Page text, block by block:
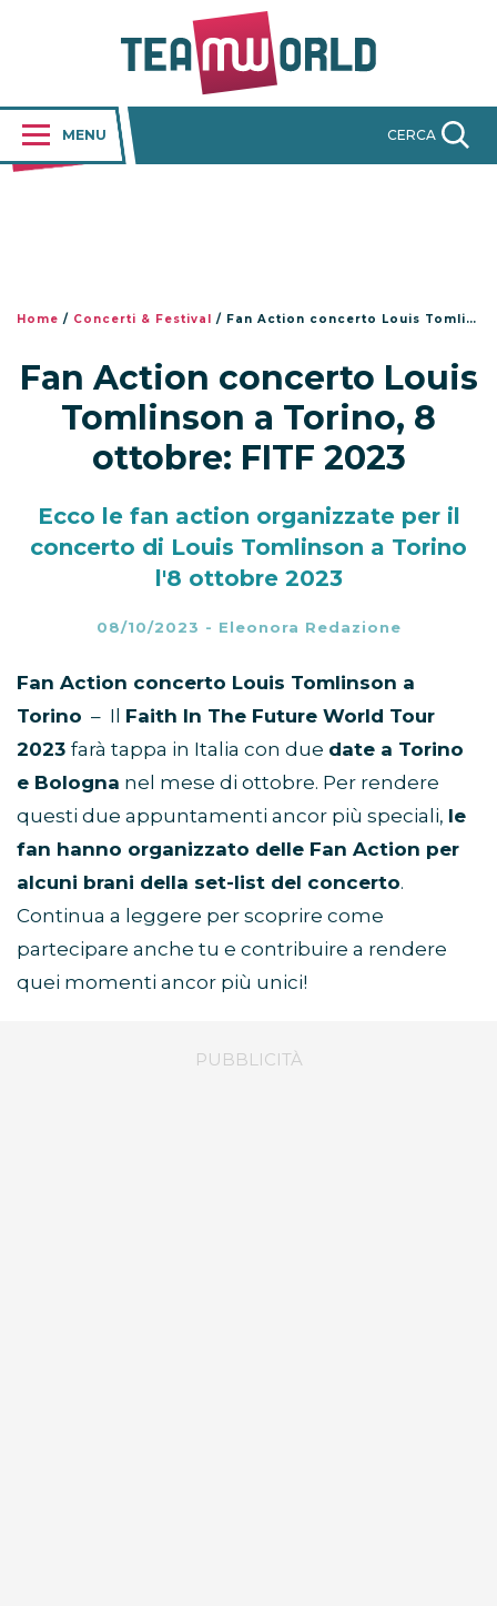
MENU CERCA
Home / Concerti & Festival / Fan Action concerto Louis Tomlinson a Torino, 8 ottobre: FITF 2023
Fan Action concerto Louis
Tomlinson a Torino, 8
ottobre: FITF 2023
Ecco le fan action organizzate per il
concerto di Louis Tomlinson a Torino
l'8 ottobre 2023
08/10/2023 - Eleonora Redazione
Fan Action concerto Louis Tomlinson a
Torino – Il Faith In The Future World Tour
2023 farà tappa in Italia con due date a Torino
e Bologna nel mese di ottobre. Per rendere
questi due appuntamenti ancor più speciali, le
fan hanno organizzato delle Fan Action per
alcuni brani della set-list del concerto.
Continua a leggere per scoprire come
partecipare anche tu e contribuire a rendere
quei momenti ancor più unici!